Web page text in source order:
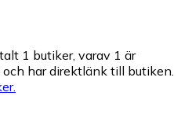
1 butiker, varav 1 är
har direktlänk till butiken.